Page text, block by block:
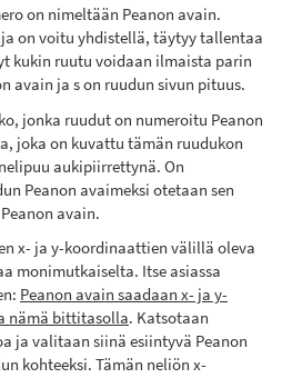
on nimeltään Peanon avain.
on voitu yhdistellä, täytyy tallentaa
kukin ruutu voidaan ilmaista parin
avain ja s on ruudun sivun pituus.
jonka ruudut on numeroitu Peanon
joka on kuvattu tämän ruudukon
aukipiirrettynä. On
Peanon avaimeksi otetaan sen
avain.
x- ja y-koordinaattien välillä oleva
monimutkaiselta. Itse asiassa
Peanon avain saadaan x- ja y-
nämä bittitasolla. Katsotaan
ja valitaan siinä esiintyvä Peanon
kohteeksi. Tämän neliön x-